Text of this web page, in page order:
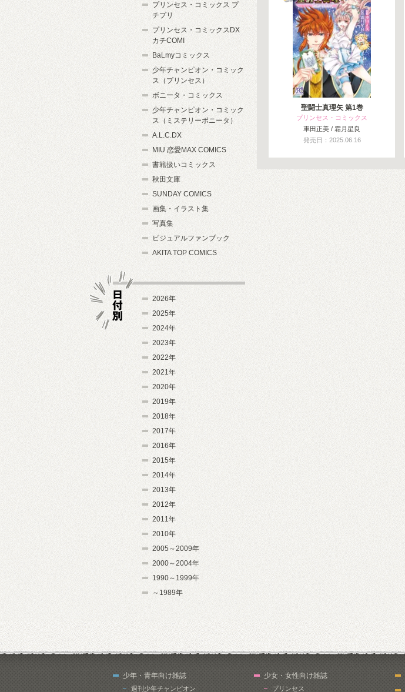
聖闘士真理矢 第1巻
プリンセス・コミックス
車田正美 / 霜月星良
発売日：2025.06.16
プリンセス・コミックス プ
チプリ
プリンセス・コミックスDX
カチCOMI
BaLmyコミックス
少年チャンピオン・コミック
ス（プリンセス）
ボニータ・コミックス
少年チャンピオン・コミック
ス（ミステリーボニータ）
A.L.C.DX
MIU 恋愛MAX COMICS
書籍扱いコミックス
秋田文庫
SUNDAY COMICS
画集・イラスト集
写真集
ビジュアルファンブック
AKITA TOP COMICS
2026年
2025年
2024年
2023年
2022年
2021年
2020年
2019年
2018年
2017年
2016年
2015年
2014年
2013年
2012年
2011年
2010年
2005～2009年
2000～2004年
1990～1999年
～1989年
少年・青年向け雑誌
週刊少年チャンピオン
少女・女性向け雑誌
プリンセス